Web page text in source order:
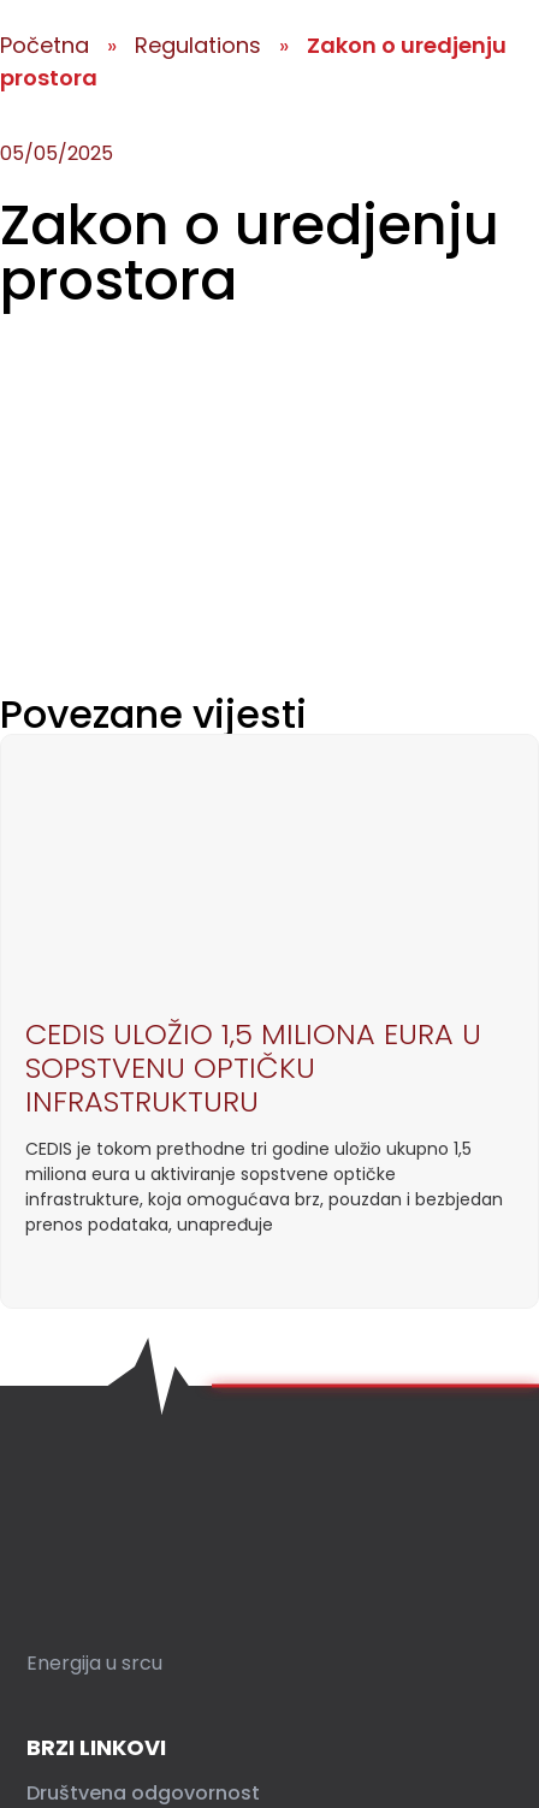
Početna » Regulations »
Zakon o uredjenju
prostora
05/05/2025
Zakon o uredjenju
prostora
Povezane vijesti
CEDIS ULOŽIO 1,5 MILIONA EURA U
SOPSTVENU OPTIČKU
INFRASTRUKTURU
CEDIS je tokom prethodne tri godine uložio ukupno 1,5
miliona eura u aktiviranje sopstvene optičke
infrastrukture, koja omogućava brz, pouzdan i bezbjedan
prenos podataka, unapređuje
Energija u srcu
BRZI LINKOVI
Društvena odgovornost